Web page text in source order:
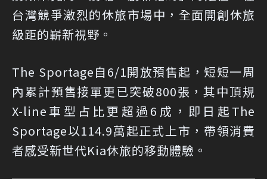
台灣競爭激烈的休旅市場中，全面開創休旅
級距的嶄新視野。
The Sportage自6/1開放預售起，短短一周
內累計預售接單更已突破800張，其中頂規
X-line車型占比更超過6成，即日起The
Sportage以114.9萬起正式上市，帶領消費
者感受新世代Kia休旅的移動體驗。